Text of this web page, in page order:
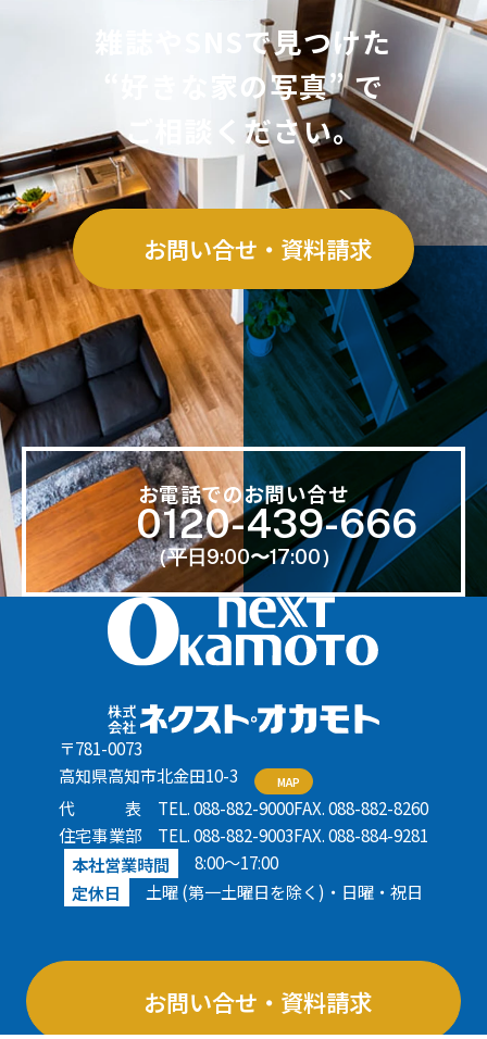
雑誌やSNSで見つけた
“好きな家の写真” で
ご相談ください。
お問い合せ・資料請求
お電話でのお問い合せ
0120-439-666
（平日9:00〜17:00）
〒781-0073
高知県高知市北金田10-3
MAP
代表 TEL. 088-882-9000FAX. 088-882-8260
住宅事業部
TEL. 088-882-9003FAX. 088-884-9281
本社営業時間
8:00〜17:00
定休日
土曜 (第一土曜日を除く)・日曜・祝日
お問い合せ・資料請求